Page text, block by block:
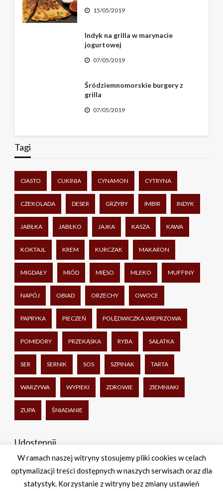
15/05/2019
Indyk na grilla w marynacie
jogurtowej
07/05/2019
Śródziemnomorskie burgery z
grilla
07/05/2019
Tagi
CIASTO CUKINIA CYNAMON CYTRYNA
CZEKOLADA DESER GRZYBY IMBIR INDYK
JABŁKA JABŁKO JAJKA KASZA KAWA
KOKTAJL KREM KURCZAK MAKARON
MIGDAŁY MIÓD MIĘSO MLEKO MUFFINY
NAPÓJ OBIAD ORZECHY OWOCE
PAPRYKA PIECZEŃ POLĘDWICZKA WIEPRZOWA
POMIDORY PRZEKĄSKA RYBA SAŁATKA
SER SERNIK SOS SZPINAK TARTA
WARZYWA WYPIEKI ZDROWIE ZIEMNIAKI
ZUPA ŚNIADANIE
Udostępnij
Facebook
TwitterWhatsApp
Share
W ramach naszej witryny stosujemy pliki cookies w celach
optymalizacji treści dostępnych w naszych serwisach oraz dla
statystyk. Korzystanie z witryny bez zmiany ustawień